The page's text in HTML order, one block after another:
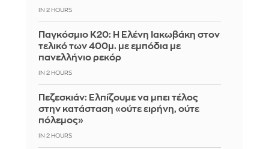
IN 2 HOURS
Παγκόσμιο Κ20: Η Ελένη Ιακωβάκη στον
τελικό των 400μ. με εμπόδια με
πανελλήνιο ρεκόρ
IN 2 HOURS
Πεζεσκιάν: Ελπίζουμε να μπει τέλος
στην κατάσταση «ούτε ειρήνη, ούτε
πόλεμος»
IN 2 HOURS